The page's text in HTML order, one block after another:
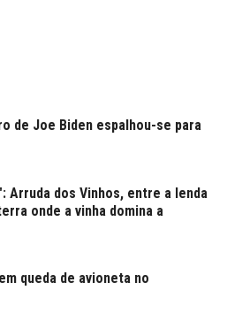
de Joe Biden espalhou-se para
Arruda dos Vinhos, entre a lenda
onde a vinha domina a
queda de avioneta no